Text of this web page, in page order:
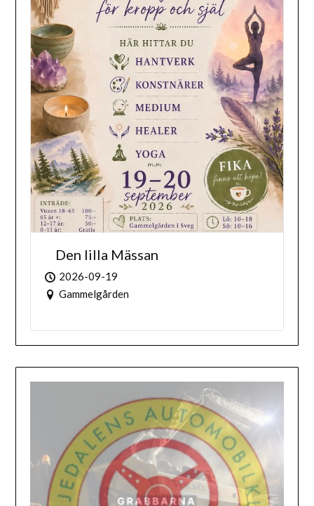
Den lilla Mässan
2026-09-19
Gammelgården